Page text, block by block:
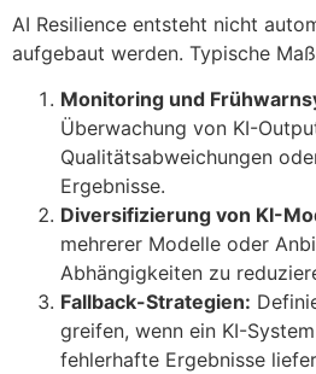
AI Resilience entsteht nicht
aufgebaut werden. Typische
Monitoring und
Überwachung von KI-
Qualitätsabweichungen
Ergebnisse.
Diversifizierung von KI-
mehrerer Modelle oder
Abhängigkeiten zu
Fallback-Strategien:
greifen, wenn ein KI-
fehlerhafte Ergebnisse